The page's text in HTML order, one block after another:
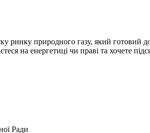
ринку природного газу, який готовий
на енергетиці чи праві та хочете
Ради